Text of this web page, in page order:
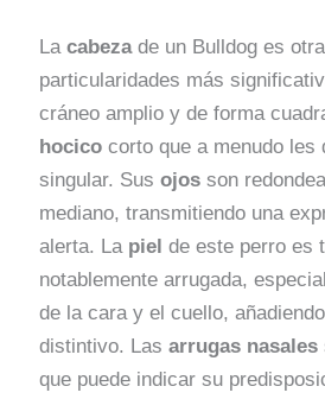
Lacabezade un Bulldog es
particularidades más
cráneo amplio y de forma
hocico corto que a menudo les
singular. Susojosson
mediano, transmitiendo una
alerta. La pielde este perro es
notablemente arrugada,
de la cara y el cuello,
distintivo. Lasarrugas nasales
que puede indicar su